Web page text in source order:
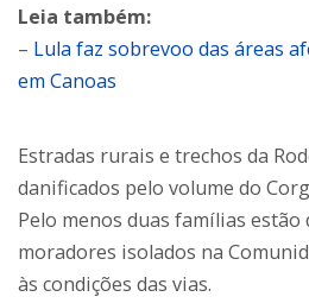
Leia também:
– Lula faz sobrevoo das áreas
em Canoas
Estradas rurais e trechos da
danificados pelo volume do
Pelo menos duas famílias estão
moradores isolados na
às condições das vias.